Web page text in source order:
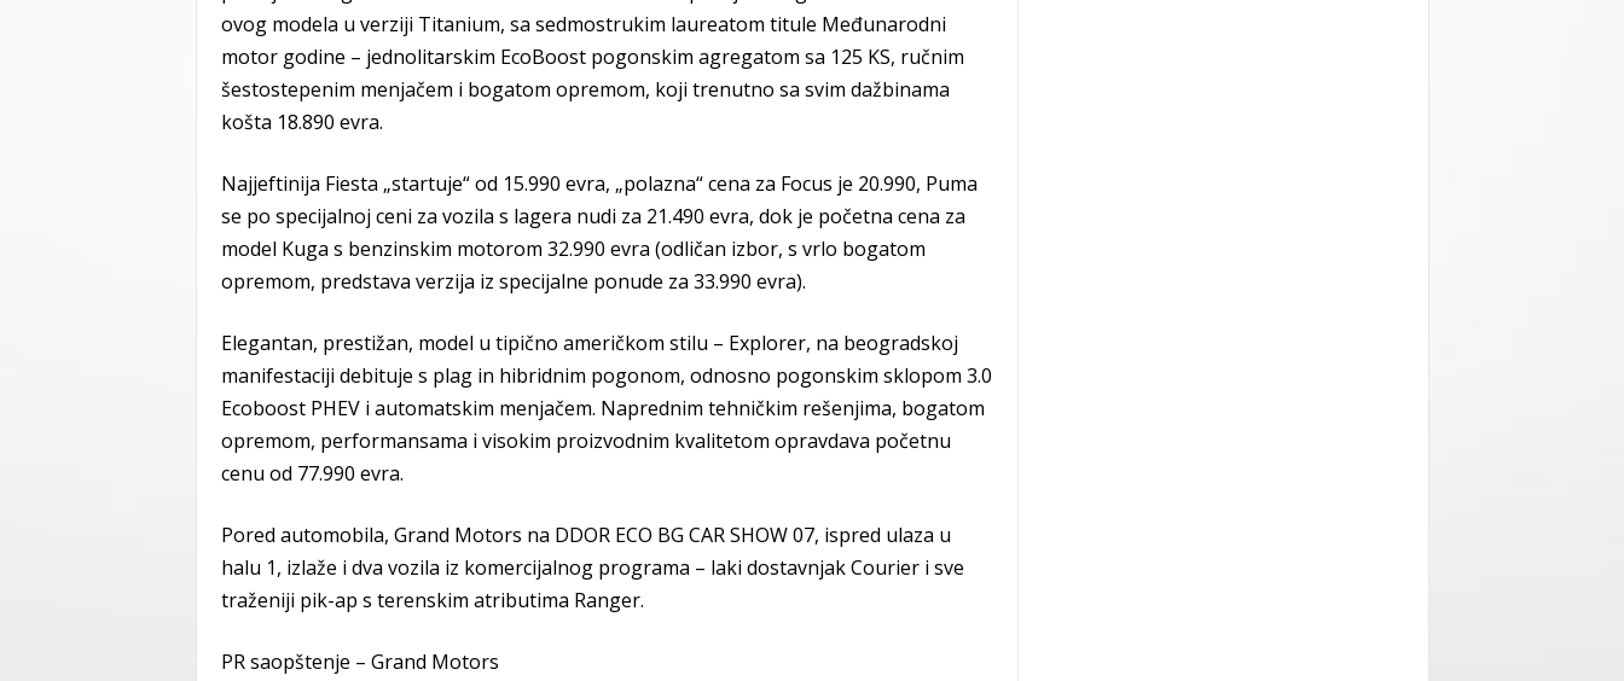
ovog modela u verziji Titanium, sa sedmostrukim laureatom titule Međunarodni
motor godine – jednolitarskim EcoBoost pogonskim agregatom sa 125 KS, ručnim
šestostepenim menjačem i bogatom opremom, koji trenutno sa svim dažbinama
košta 18.890 evra.
Najjeftinija Fiesta „startuje“ od 15.990 evra, „polazna“ cena za Focus je 20.990, Puma
se po specijalnoj ceni za vozila s lagera nudi za 21.490 evra, dok je početna cena za
model Kuga s benzinskim motorom 32.990 evra (odličan izbor, s vrlo bogatom
opremom, predstava verzija iz specijalne ponude za 33.990 evra).
Elegantan, prestižan, model u tipično američkom stilu – Explorer, na beogradskoj
manifestaciji debituje s plag in hibridnim pogonom, odnosno pogonskim sklopom 3.0
Ecoboost PHEV i automatskim menjačem. Naprednim tehničkim rešenjima, bogatom
opremom, performansama i visokim proizvodnim kvalitetom opravdava početnu
cenu od 77.990 evra.
Pored automobila, Grand Motors na DDOR ECO BG CAR SHOW 07, ispred ulaza u
halu 1, izlaže i dva vozila iz komercijalnog programa – laki dostavnjak Courier i sve
traženiji pik-ap s terenskim atributima Ranger.
PR saopštenje – Grand Motors